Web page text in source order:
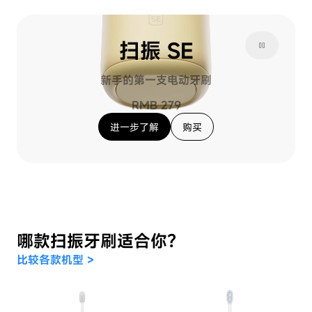
pause
扫振 SE
新手的第一支电动牙刷
RMB 279
进一步了解 购买
哪款扫振牙刷适合你？
比较各款机型 >